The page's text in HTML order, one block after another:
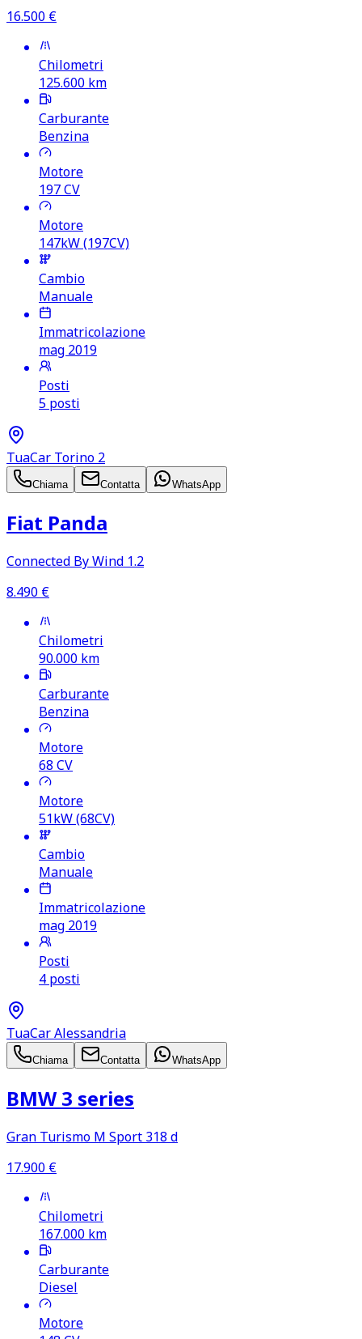
16.500 €
Chilometri
125.600 km
Carburante
Benzina
Motore
197CV
Motore
147kW (197CV)
Cambio
Manuale
Immatricolazione
mag 2019
Posti
5 posti
TuaCar Torino 2
Chiama Contatta WhatsApp
Fiat Panda
Connected By Wind 1.2
8.490 €
Chilometri
90.000 km
Carburante
Benzina
Motore
68 CV
Motore
51kW (68CV)
Cambio
Manuale
Immatricolazione
mag 2019
Posti
4 posti
TuaCar Alessandria
Chiama Contatta WhatsApp
BMW 3 series
Gran Turismo M Sport 318 d
17.900 €
Chilometri
167.000 km
Carburante
Diesel
Motore